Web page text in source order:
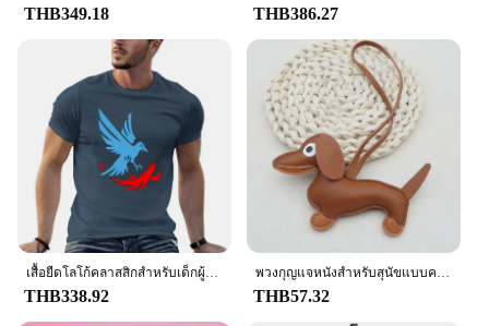
premium cotton, this T-shirt offers a soft, breathable
Champion logo stands out as a testament to the
brand's rich heritage, making it a must-have for
sports enthusiasts and casual fashion lovers alike.
**Versatile and Adaptable**
Designed for versatility, this T-shirt is an essential
piece for any wardrobe. Whether you're heading to
the gym, lounging at home, or looking for a casual,
everyday staple, the Classic Champion T-shirt
adapts to your needs. Its unisex design ensures that
it can be worn by anyone, making it a popular
choice for both men and women. The wide range of
sizes available ensures that you can find the perfect
THB349.18 THB386.27
เสื้อยืดโลโก้คลาสสิกสำหรับเด็กผู้ชายเสื้อยืดแขนสั้นสัตว์สำหรับผู้ชายโลโก้แชมเปี้ยนลูกชายคนที่สองอย่างน่าอับอาย
THB338.92
พวงกุญแจหนังสำหรับสุนัขแบบคลาสสิกมีหลายสีพวงกุญแจสุนัขสุนัขดัชชุนด์น่ารักอุปกรณ์ประดับโทรศัพท์พวงกุญแจห้อยกระเป๋าเล็กๆน้อยๆกุญแจอุปกรณ์เสริมห่วง
THB57.32